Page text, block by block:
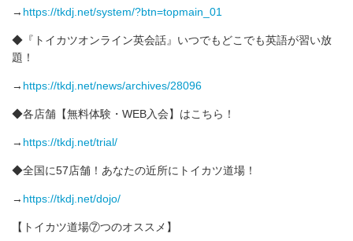
→ https://tkdj.net/system/?btn=topmain_01
◆『トイカツオンライン英会話』いつでもどこでも英語が習い放
題！
→ https://tkdj.net/news/archives/28096
◆各店舗【無料体験・WEB入会】はこちら！
→ https://tkdj.net/trial/
◆全国に57店舗！あなたの近所にトイカツ道場！
→ https://tkdj.net/dojo/
【トイカツ道場⑦つのオススメ】